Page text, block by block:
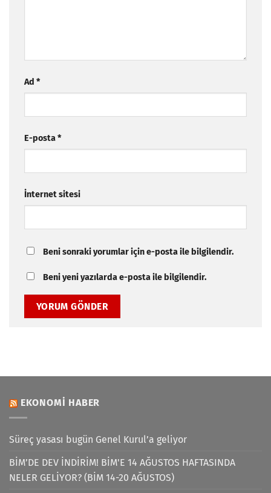
Ad *
E-posta*
İnternet sitesi
Beni sonraki yorumlar için e-posta ile bilgilendir.
Beni yeni yazılarda e-posta ile bilgilendir.
EKONOMI HABER
Süreç yasası bugün Genel Kurul’a geliyor
BİM’DE DEV İNDİRİM! BİM'E 14 AĞUSTOS HAFTASINDA
NELER GELİYOR? (BİM 14-20 AĞUSTOS)